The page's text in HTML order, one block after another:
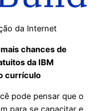
da Internet
chances de
da IBM
currículo
pode pensar que o